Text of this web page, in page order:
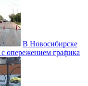
В Новосибирске
опережением графика